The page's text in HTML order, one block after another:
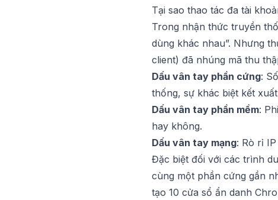
Tại sao thao tác đa tài
Trong nhận thức truyền
dùng khác nhau”. Nhưng
client) đã nhúng mã thu
Dấu vân tay phần cứng:
thống, sự khác biệt kết
Dấu vân tay phần mềm:
hay không.
Dấu vân tay mạng: Rò rỉ
Đặc biệt đối với các trình
cùng một phần cứng gần
tạo 10 cửa sổ ẩn danh